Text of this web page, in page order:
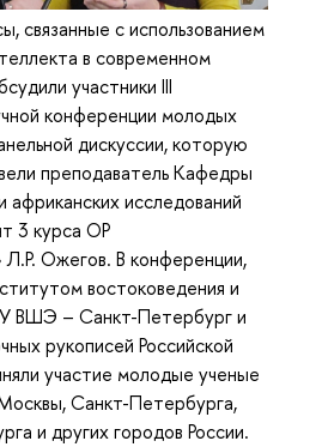
связанные с использованием
в современном
участники III
конференции молодых
дискуссии, которую
преподаватель Кафедры
исследований
3 курса ОР
Ожегов. В конференции,
востоковедения и
ВШЭ – Санкт-Петербург и
рукописей Российской
участие молодые ученые
Санкт-Петербурга,
и других городов России.